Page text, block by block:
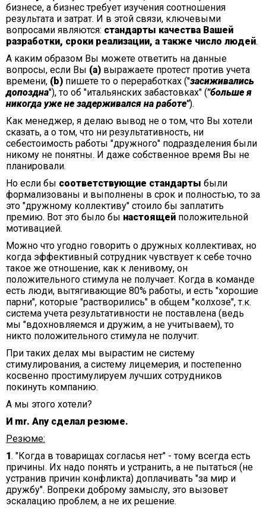
бизнесе, а бизнес требует изучения соотношения
результата и затрат. И в этой связи, ключевыми
вопросами являются: стандарты качества Вашей
разработки, сроки реализации, а также число людей.
А каким образом Вы можете ответить на данные
вопросы, если Вы (а) выражаете протест против учета
времени, (b) пишете то о переработках ("засиживались
допоздна"), то об "итальянских забастовках" ("больше я
никогда уже не задерживался на работе").
Как менеджер, я делаю вывод не о том, что Вы хотели
сказать, а о том, что ни результативность, ни
себестоимость работы "дружного" подразделения были
никому не понятны. И даже собственное время Вы не
планировали.
Но если бы соответствующие стандарты были
формализованы и выполнены в срок и полностью, то за
это "дружному коллективу" стоило бы заплатить
премию. Вот это было бы настоящей положительной
мотивацией.
Можно что угодно говорить о дружных коллективах, но
когда эффективный сотрудник чувствует к себе точно
такое же отношение, как к ленивому, он
положительного стимула не получает. Когда в команде
есть люди, вытягивающие 80% работы, и есть "хорошие
парни", которые "растворились" в общем "колхозе", т.к.
система учета результативности не поставлена (ведь
мы "вдохновляемся и дружим, а не учитываем), то
никто положительного стимула не получит.
При таких делах мы вырастим не систему
стимулирования, а систему лицемерия, и постепенно
косвенно простимулируем лучших сотрудников
покинуть компанию.
А мы этого хотели?
И mr. Any сделал резюме.
Резюме:
1. "Когда в товарищах согласья нет" - тому всегда есть
причины. Их надо понять и устранить, а не пытаться (не
устранив причин конфликта) доплачивать "за мир и
дружбу". Вопреки доброму замыслу, это вызовет
эскалацию проблем, а не их решение.